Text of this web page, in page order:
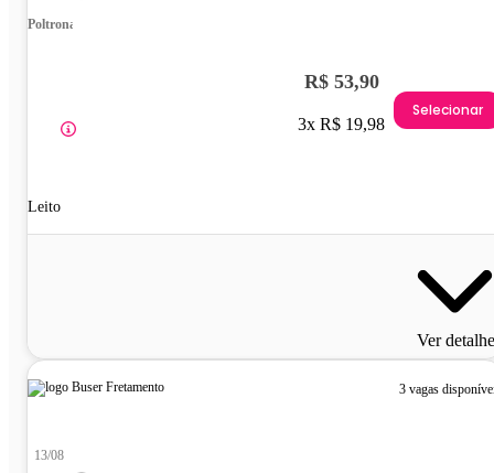
Poltrona
Leito
R$ 53,90
3x R$ 19,98
Selecionar
Ver
3 vagas
13/08